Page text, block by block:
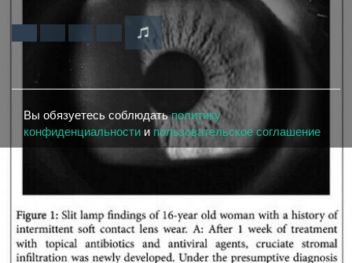
Вы обязуетесь соблюдатьполитику
конфиденциальности и пользовательское соглашение